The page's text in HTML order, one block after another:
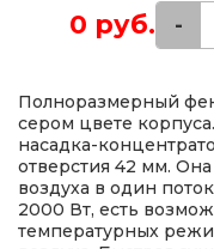
0 руб. -
Полноразмерный
сером цвете
насадка-
отверстия 42 мм.
воздуха в один
2000 Вт, есть
температурных